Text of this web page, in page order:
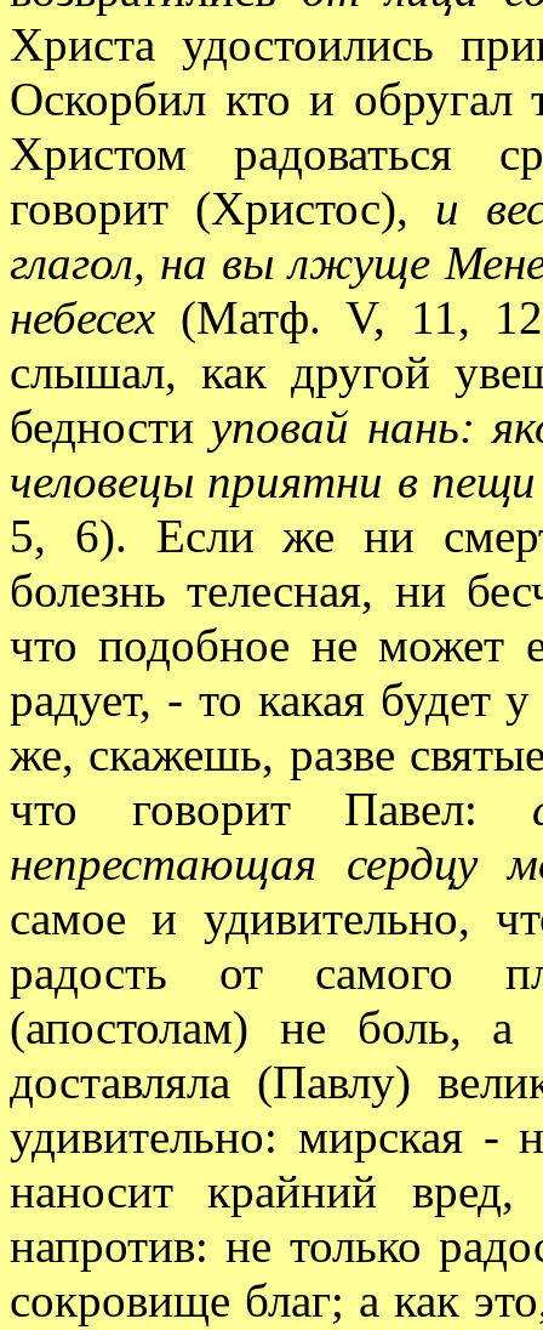
Христа удостоились
Оскорбил кто и обругал
Христом радоваться
говорит (Христос), и
глагол, на вы лжуще
небесех (Матф. V, 11,
слышал, как другой
бедности уповай нань:
человецы приятни в
5, 6). Если же ни
болезнь телесная, ни
что подобное не может
радует, - то какая будет
же, скажешь, разве
что говорит Павел:
непрестающая сердцу
самое и удивительно,
радость от самого
(апостолам) не боль, а
доставляла (Павлу)
удивительно: мирская -
наносит крайний
напротив: не только
сокровище благ; а как